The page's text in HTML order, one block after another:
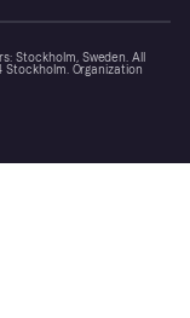
Stockholm, Sweden. All
Stockholm. Organization